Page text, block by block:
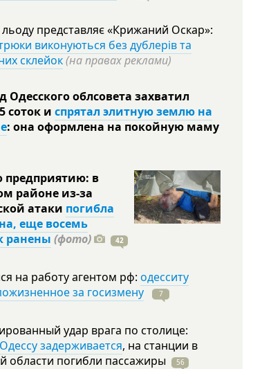
представляє «Крижаний Оскар»:
виконуються без дублерів та
склейок(на правах реклами)
Одесского облсовета захватил
соток и спрятал элитную землю на
: она оформлена на покойную маму
предприятию: в
районе из-за
атаки погибла
еще восемь
ранены (фото) 42
на работу агентом рф: одесситу
за госизмену
7
удар врага по столице:
задерживается, на станции в
области погибли пассажиры 56